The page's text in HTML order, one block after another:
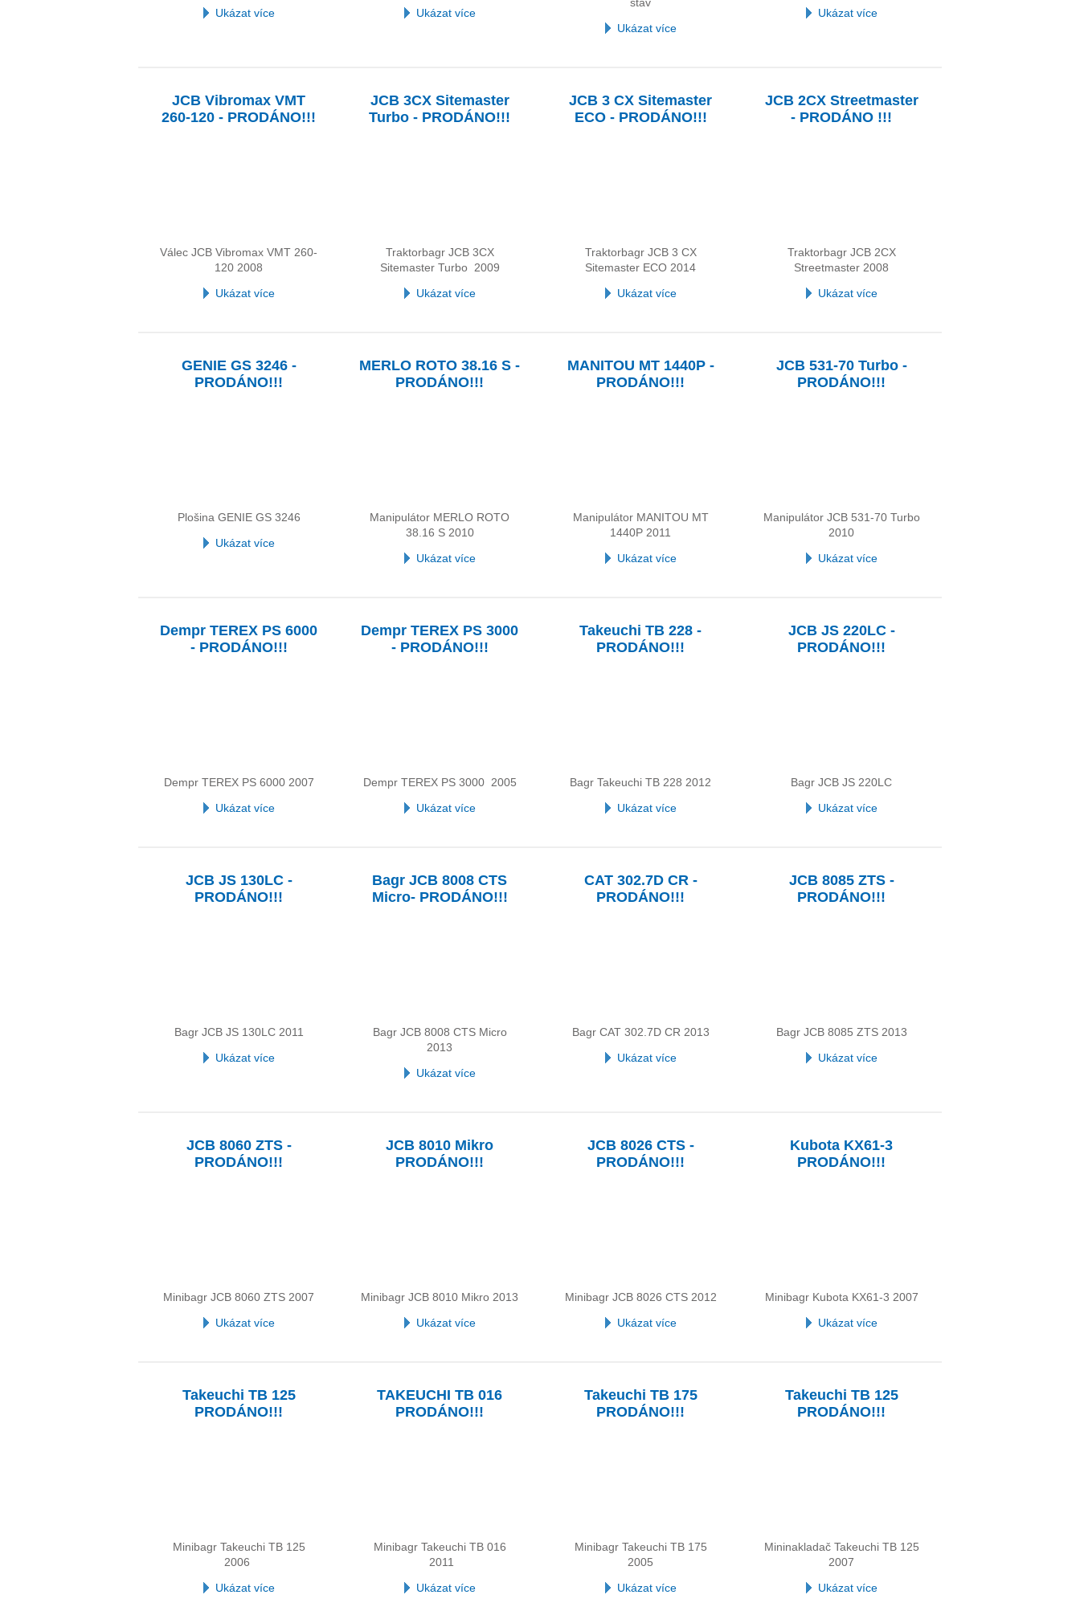
Ukázat více
Ukázat více
Ukázat více
Ukázat více
JCB Vibromax VMT
260-120 - PRODÁNO!!!
Válec JCB Vibromax VMT 260-
120 2008
Ukázat více
JCB 3CX Sitemaster
Turbo - PRODÁNO!!!
Traktorbagr JCB 3CX
Sitemaster Turbo 2009
Ukázat více
JCB 3 CX Sitemaster
ECO - PRODÁNO!!!
Traktorbagr JCB 3 CX
Sitemaster ECO 2014
Ukázat více
JCB 2CX Streetmaster
- PRODÁNO !!!
Traktorbagr JCB 2CX
Streetmaster 2008
Ukázat více
GENIE GS 3246 -
PRODÁNO!!!
Plošina GENIE GS 3246
Ukázat více
MERLO ROTO 38.16 S -
PRODÁNO!!!
Manipulátor MERLO ROTO
38.16 S 2010
Ukázat více
MANITOU MT 1440P -
PRODÁNO!!!
Manipulátor MANITOU MT
1440P 2011
Ukázat více
JCB 531-70 Turbo -
PRODÁNO!!!
Manipulátor JCB 531-70 Turbo
2010
Ukázat více
Dempr TEREX PS 6000
- PRODÁNO!!!
Dempr TEREX PS 6000 2007
Ukázat více
Dempr TEREX PS 3000
- PRODÁNO!!!
Dempr TEREX PS 3000 2005
Ukázat více
Takeuchi TB 228 -
PRODÁNO!!!
Bagr Takeuchi TB 228 2012
Ukázat více
JCB JS 220LC -
PRODÁNO!!!
Bagr JCB JS 220LC
Ukázat více
JCB JS 130LC -
PRODÁNO!!!
Bagr JCB JS 130LC 2011
Ukázat více
Bagr JCB 8008 CTS
Micro- PRODÁNO!!!
Bagr JCB 8008 CTS Micro
2013
Ukázat více
CAT 302.7D CR -
PRODÁNO!!!
Bagr CAT 302.7D CR 2013
Ukázat více
JCB 8085 ZTS -
PRODÁNO!!!
Bagr JCB 8085 ZTS 2013
Ukázat více
JCB 8060 ZTS -
PRODÁNO!!!
Minibagr JCB 8060 ZTS 2007
Ukázat více
JCB 8010 Mikro
PRODÁNO!!!
Minibagr JCB 8010 Mikro 2013
Ukázat více
JCB 8026 CTS -
PRODÁNO!!!
Minibagr JCB 8026 CTS 2012
Ukázat více
Kubota KX61-3
PRODÁNO!!!
Minibagr Kubota KX61-3 2007
Ukázat více
Takeuchi TB 125
PRODÁNO!!!
Minibagr Takeuchi TB 125
2006
Ukázat více
TAKEUCHI TB 016
PRODÁNO!!!
Minibagr Takeuchi TB 016
2011
Ukázat více
Takeuchi TB 175
PRODÁNO!!!
Minibagr Takeuchi TB 175
2005
Ukázat více
Takeuchi TB 125
PRODÁNO!!!
Mininakladač Takeuchi TB 125
2007
Ukázat více